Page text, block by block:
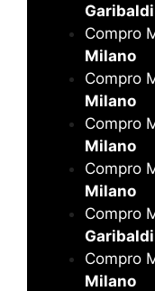
Compro
Milano
Compro
Milano
Compro
Milano
Compro
Milano
Compro
Compro
Milano